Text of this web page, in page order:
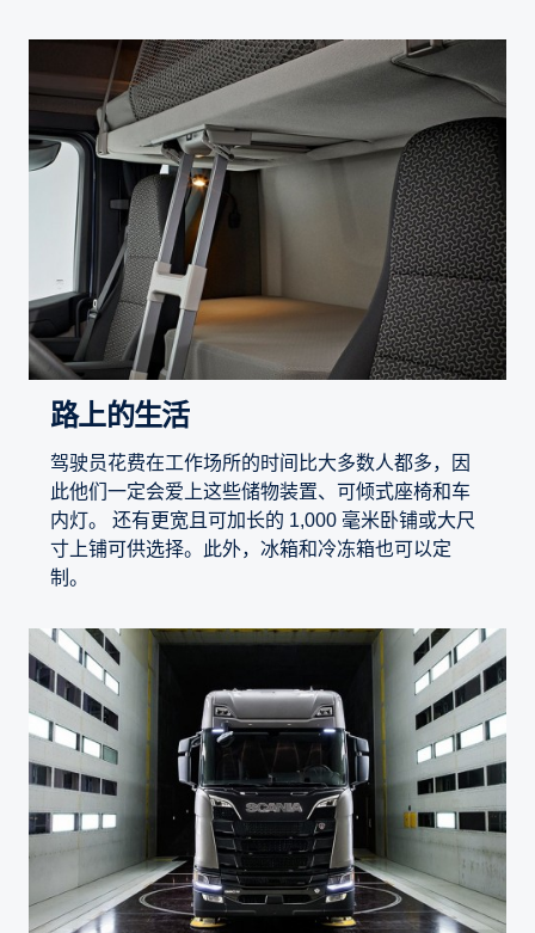
路上的生活
驾驶员花费在工作场所的时间比大多数人都多，因
此他们一定会爱上这些储物装置、可倾式座椅和车
内灯。 还有更宽且可加长的 1,000 毫米卧铺或大尺
寸上铺可供选择。此外，冰箱和冷冻箱也可以定
制。